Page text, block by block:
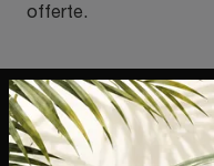
offerte.
Mobilbest